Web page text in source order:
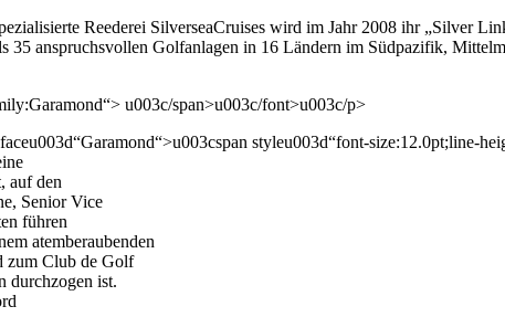
Reederei SilverseaCruises wird im Jahr 2008 ihr „Silver
35 anspruchsvollen Golfanlagen in 16 Ländern im Südpazifik,
u003c/span>u003c/font>u003c/p>
styleu003d“font-size:12.0pt;line-
auf den
Senior Vice
führen
atemberaubenden
zum Club de Golf
durchzogen ist.